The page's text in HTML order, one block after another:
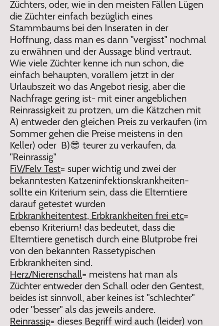
Züchters, oder, wie in den meisten Fällen Lügen
die Züchter einfach bezüglich eines
Stammbaums bei den Inseraten in der
Hoffnung, dass man es dann "vergisst" nochmal
zu erwähnen und der Aussage blind vertraut.
Wie viele Züchter kenne ich nun schon, die
einfach behaupten, vorallem jetzt in der
Urlaubszeit wo das Angebot riesig, aber die
Nachfrage gering ist- mit einer angeblichen
Reinrassigkeit zu protzen, um die Kätzchen mit
A) entweder den gleichen Preis zu verkaufen (im
Sommer gehen die Preise meistens in den
Keller) oder B)😎 teurer zu verkaufen, da
"Reinrassig"
FiV/Felv Test= super wichtig und zwei der
bekanntesten Katzeninfektionskrankheiten-
sollte ein Kriterium sein, dass die Elterntiere
darauf getestet wurden
Erbkrankheitentest, Erbkrankheiten frei etc=
ebenso Kriterium! das bedeutet, dass die
Elterntiere genetisch durch eine Blutprobe frei
von den bekannten Rassetypischen
Erbkrankheiten sind.
Herz/Nierenschall= meistens hat man als
Züchter entweder den Schall oder den Gentest,
beides ist sinnvoll, aber keines ist "schlechter"
oder "besser" als das jeweils andere.
Reinrassig= dieses Begriff wird auch (leider) von